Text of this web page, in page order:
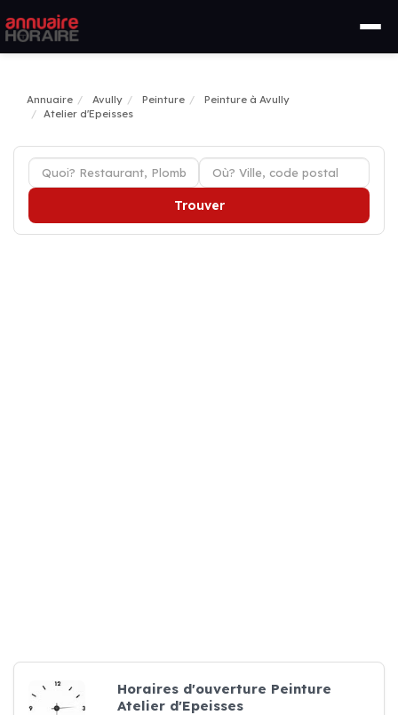
Annuaire Avully Peinture
Peinture à Avully
Atelier d'Epeisses
Trouver
Horaires d'ouverture Peinture
Atelier d'Epeisses